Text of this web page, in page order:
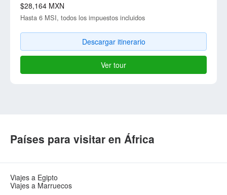
$28,164 MXN
Hasta 6 MSI, todos los impuestos incluidos
Descargar itinerario
Ver tour
Países para visitar en África
Viajes a Egipto
Viajes a Marruecos